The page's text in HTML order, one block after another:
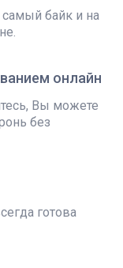
байк и на
онлайн
Вы можете
без
готова